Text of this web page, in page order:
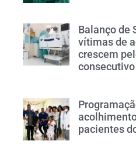
Balanço de
vítimas de
crescem
consecutivo
pacientes